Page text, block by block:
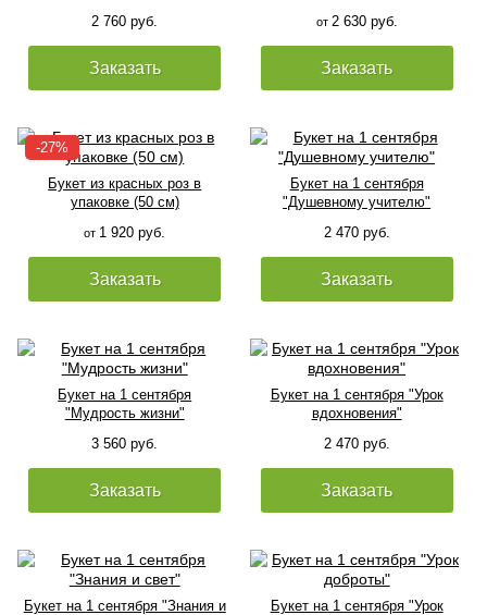
2 760 руб.
Заказать
от 2 630 руб.
Заказать
Букет из красных роз в
упаковке (50 см)
от 1 920 руб.
Заказать
Букет на 1 сентября
"Душевному учителю"
2 470 руб.
Заказать
Букет на 1 сентября
"Мудрость жизни"
3 560 руб.
Заказать
Букет на 1 сентября "Урок
вдохновения"
2 470 руб.
Заказать
Букет на 1 сентября "Знания и
Букет на 1 сентября "Урок